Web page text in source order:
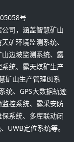
号
司，涵盖智慧矿山
矿环境监测系统、
边坡监测系统、露
统、露天煤矿生产
矿山生产管理BI系
统、GPS大数据轨迹
控系统、露采安防
系统、多库联动闭
UWB定位系统等。